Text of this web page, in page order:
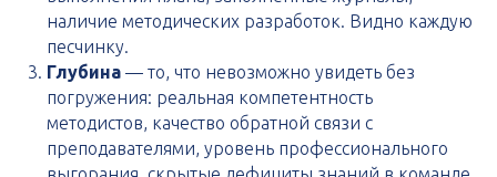
наличие методических разработок. Видно каждую
песчинку.
Глубина — то, что невозможно увидеть без
погружения: реальная компетентность
методистов, качество обратной связи с
преподавателями, уровень профессионального